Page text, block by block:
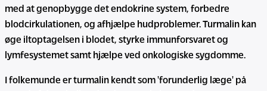
med at genopbygge det endokrine system, forbedre
blodcirkulationen, og afhjælpe hudproblemer. Turmalin kan
øge iltoptagelsen i blodet, styrke immunforsvaret og
lymfesystemet samt hjælpe ved onkologiske sygdomme.
I folkemunde er turmalin kendt som 'forunderlig læge' på